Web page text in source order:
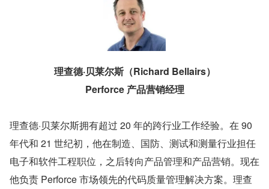
理查德·贝莱尔斯（Richard Bellairs）
Perforce 产品营销经理
理查德·贝莱尔斯拥有超过 20 年的跨行业工作经验。在 90
年代和 21 世纪初，他在制造、国防、测试和测量行业担任
电子和软件工程职位，之后转向产品管理和产品营销。现在
他负责 Perforce 市场领先的代码质量管理解决方案。理查